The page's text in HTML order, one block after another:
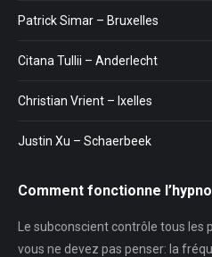
Patrick Simar – Bruxelles
Citana Tullii – Anderlecht
Christian Vrient – Ixelles
Justin Xu – Schaerbeek
Comment fonctionne
Le subconscient contrôle tous
vous ne devez pas penser: la